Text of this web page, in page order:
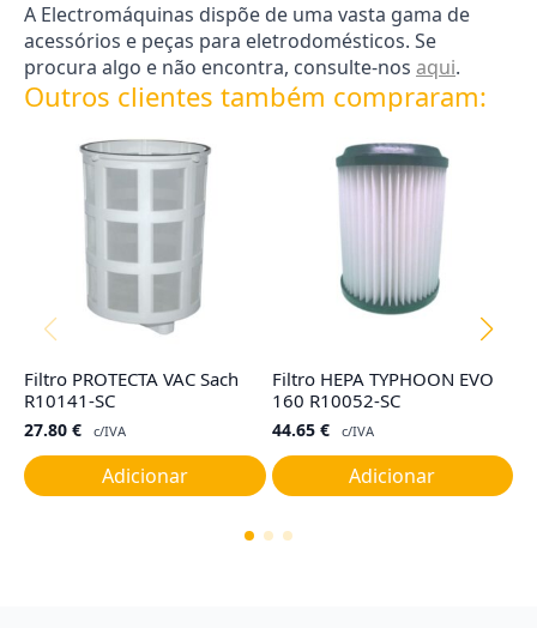
A Electromáquinas dispõe de uma vasta gama de
acessórios e peças para eletrodomésticos. Se
procura algo e não encontra, consulte-nos aqui.
Outros clientes também compraram:
Filtro PROTECTA VAC Sach
R10141-SC
27.80 € c/IVA
Adicionar
Filtro HEPA TYPHOON EVO
160 R10052-SC
44.65 € c/IVA
Adicionar